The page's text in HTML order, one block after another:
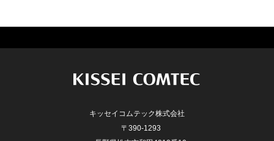
キッセイコムテック株式会社
〒390-1293